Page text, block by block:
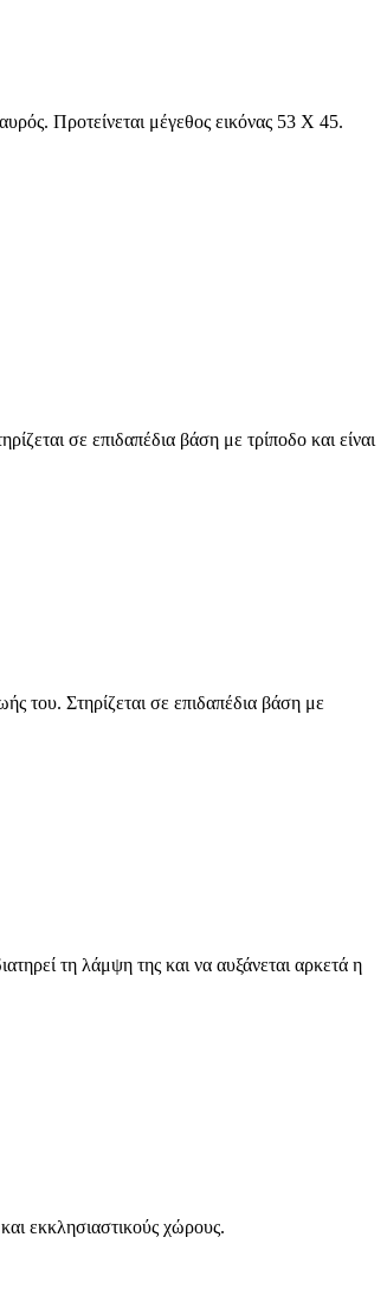
Προτείνεται μέγεθος εικόνας 53 Χ 45.
σε επιδαπέδια βάση με τρίποδο και είναι
του. Στηρίζεται σε επιδαπέδια βάση με
τη λάμψη της και να αυξάνεται αρκετά η
εκκλησιαστικούς χώρους.